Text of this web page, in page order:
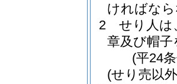
ければな
2
せり人は
章及び帽
(平24
(せり売以